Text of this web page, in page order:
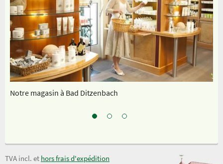
Notre magasin à Bad Ditzenbach
TVA incl. et hors frais d'expédition